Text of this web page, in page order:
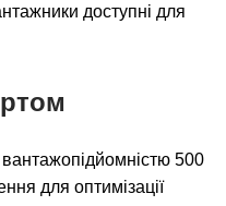
доступні для
вантажопідйомністю 500
для оптимізації